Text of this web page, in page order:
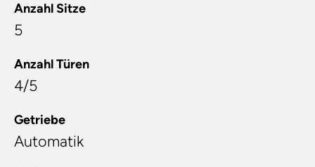
Anzahl Sitze
5
Anzahl Türen
4/5
Getriebe
Automatik